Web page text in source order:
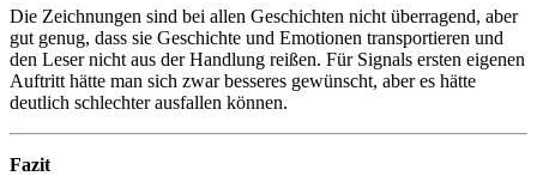
Die Zeichnungen sind bei allen Geschichten nicht überragend, aber
gut genug, dass sie Geschichte und Emotionen transportieren und
den Leser nicht aus der Handlung reißen. Für Signals ersten eigenen
Auftritt hätte man sich zwar besseres gewünscht, aber es hätte
deutlich schlechter ausfallen können.
Fazit